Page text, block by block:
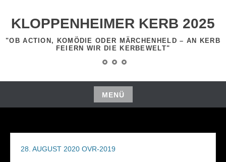
InhaltKLOPPENHEIMER KERB 2025
"OB ACTION, KOMÖDIE ODER MÄRCHENHELD – AN KERB
FEIERN WIR DIE KERBEWELT"
Startseite
Programm
Impressum
MENÜ
Zum
springen
28. AUGUST 2020 OVR-2019